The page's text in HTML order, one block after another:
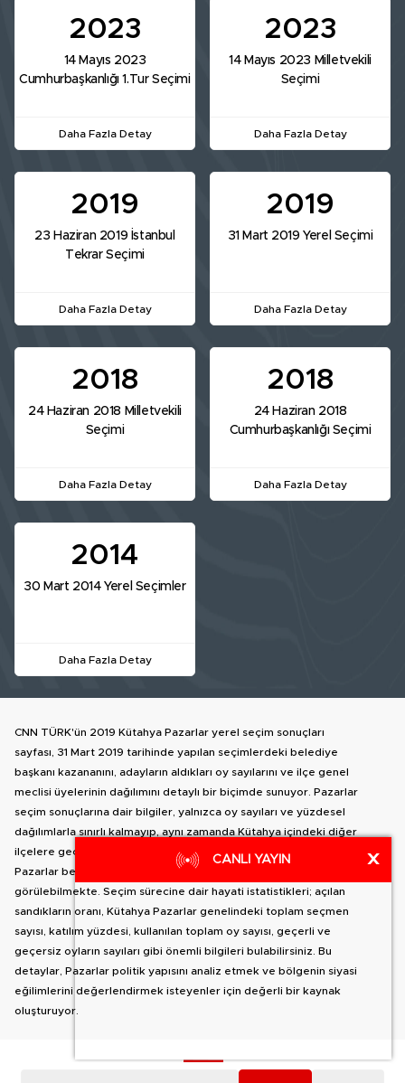
2023
14 Mayıs 2023
Cumhurbaşkanlığı 1.Tur Seçimi
Daha Fazla Detay
2023
14 Mayıs 2023 Milletvekili
Seçimi
Daha Fazla Detay
2019
23 Haziran 2019 İstanbul
Tekrar Seçimi
Daha Fazla Detay
2019
31 Mart 2019 Yerel Seçimi
Daha Fazla Detay
2018
24 Haziran 2018 Milletvekili
Seçimi
Daha Fazla Detay
2018
24 Haziran 2018
Cumhurbaşkanlığı Seçimi
Daha Fazla Detay
2014
30 Mart 2014 Yerel Seçimler
Daha Fazla Detay
CNN TÜRK'ün 2019 Kütahya Pazarlar yerel seçim sonuçları
sayfası, 31 Mart 2019 tarihinde yapılan seçimlerdeki belediye
başkanı kazananını, adayların aldıkları oy sayılarını ve ilçe genel
meclisi üyelerinin dağılımını detaylı bir biçimde sunuyor. Pazarlar
seçim sonuçlarına dair bilgiler, yalnızca oy sayıları ve yüzdesel
dağılımlarla sınırlı kalmayıp, aynı zamanda Kütahya içindeki diğer
ilçelere geçiş yapma olanağı da sağlıyor. İlçe haritası yanında,
Pazarlar belediye başkan adaylarının oy dağılımları detaylı olarak
görülebilmekte. Seçim sürecine dair hayati istatistikleri; açılan
sandıkların oranı, Kütahya Pazarlar genelindeki toplam seçmen
sayısı, katılım yüzdesi, kullanılan toplam oy sayısı, geçerli ve
geçersiz oyların sayıları gibi önemli bilgileri bulabilirsiniz. Bu
detaylar, Pazarlar politik yapısını analiz etmek ve bölgenin siyasi
eğilimlerini değerlendirmek isteyenler için değerli bir kaynak
oluşturuyor.
CANLI YAYIN X